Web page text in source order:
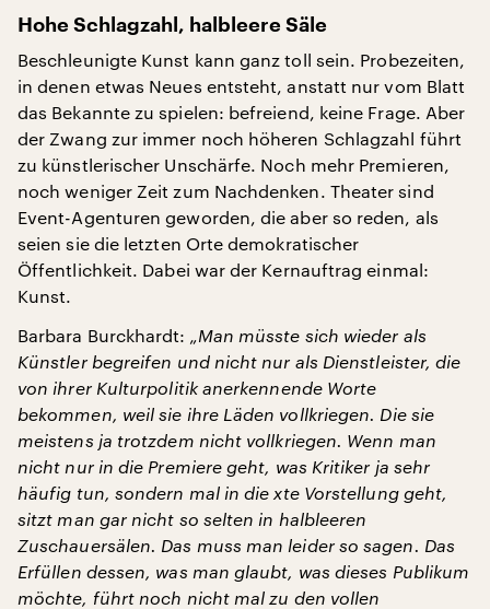
Hohe Schlagzahl, halbleere Säle
Beschleunigte Kunst kann ganz toll sein. Probezeiten,
in denen etwas Neues entsteht, anstatt nur vom Blatt
das Bekannte zu spielen: befreiend, keine Frage. Aber
der Zwang zur immer noch höheren Schlagzahl führt
zu künstlerischer Unschärfe. Noch mehr Premieren,
noch weniger Zeit zum Nachdenken. Theater sind
Event-Agenturen geworden, die aber so reden, als
seien sie die letzten Orte demokratischer
Öffentlichkeit. Dabei war der Kernauftrag einmal:
Kunst.
Barbara Burckhardt: „Man müsste sich wieder als
Künstler begreifen und nicht nur als Dienstleister, die
von ihrer Kulturpolitik anerkennende Worte
bekommen, weil sie ihre Läden vollkriegen. Die sie
meistens ja trotzdem nicht vollkriegen. Wenn man
nicht nur in die Premiere geht, was Kritiker ja sehr
häufig tun, sondern mal in die xte Vorstellung geht,
sitzt man gar nicht so selten in halbleeren
Zuschauersälen. Das muss man leider so sagen. Das
Erfüllen dessen, was man glaubt, was dieses Publikum
möchte, führt noch nicht mal zu den vollen